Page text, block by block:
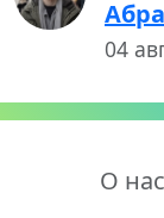
04
О нас